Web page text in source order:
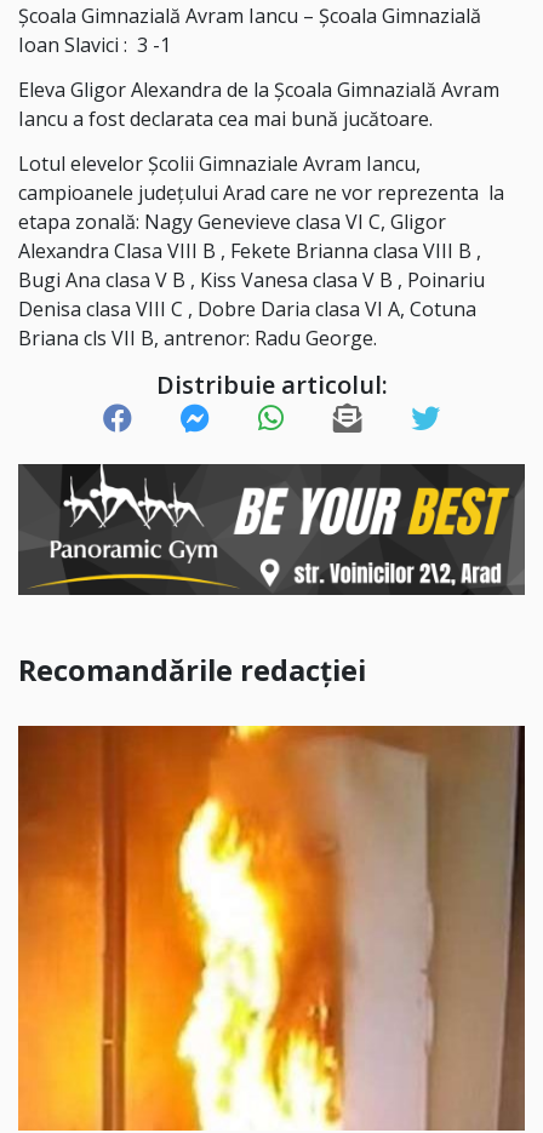
Școala Gimnazială Avram Iancu – Școala Gimnazială
Ioan Slavici : 3 -1
Eleva Gligor Alexandra de la Școala Gimnazială Avram
Iancu a fost declarata cea mai bună jucătoare.
Lotul elevelor Școlii Gimnaziale Avram Iancu,
campioanele județului Arad care ne vor reprezenta la
etapa zonală: Nagy Genevieve clasa VI C, Gligor
Alexandra Clasa VIII B , Fekete Brianna clasa VIII B ,
Bugi Ana clasa V B , Kiss Vanesa clasa V B , Poinariu
Denisa clasa VIII C , Dobre Daria clasa VI A, Cotuna
Briana cls VII B, antrenor: Radu George.
Distribuie articolul:
Recomandările redacției